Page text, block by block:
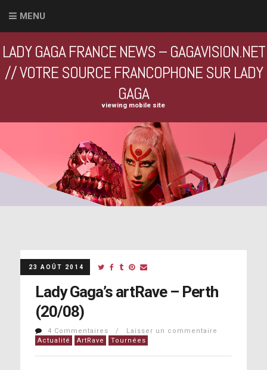
MENU
LADY GAGA FRANCE NEWS – GAGAVISION.NET
// VOTRE SOURCE FRANCOPHONE SUR LADY
GAGA
viewing mobile site
23 AOÛT 2014
Lady Gaga’s artRave – Perth
(20/08)
4 Commentaires / Laisser un commentaire
Actualité
ArtRave Tournées